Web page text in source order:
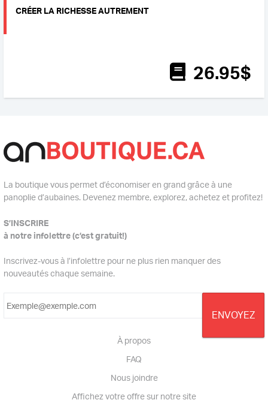
CRÉER LA RICHESSE AUTREMENT
26.95$
La boutique vous permet d’économiser en grand grâce à une
panoplie d’aubaines. Devenez membre, explorez, achetez et profitez!
S’INSCRIRE
à notre infolettre (c’est gratuit!)
Inscrivez-vous à l’infolettre pour ne plus rien manquer des
nouveautés chaque semaine.
À propos
FAQ
Nous joindre
Affichez votre offre sur notre site